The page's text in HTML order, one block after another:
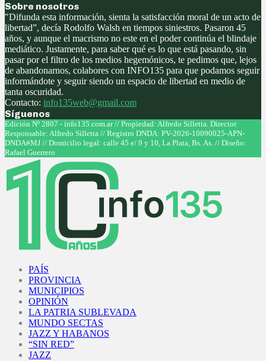
Sobre nosotros
"Difunda esta información, sienta la satisfacción moral de un acto de
libertad”, decía Rodolfo Walsh en tiempos siniestros. Pasaron 45
años, y aunque el macrismo no este en el poder continúa el blindaje
mediático. Justamente, para saber qué es lo que está pasando, sin
pasar por el filtro de los medios hegemónicos, te pedimos que, lejos
de abandonarnos, colabores con INFO135 para que podamos seguir
informándote y seguir siendo un espacio de libertad en medio de
tanta oscuridad.
Contacto: info135web@gmail.com
Síguenos
Facebook
Twitter
Instagram
Youtube
Edición Nº 2807 - info135.com.ar // Propiedad: Alfredo Silletta. Director
Responsable: Alfredo Silletta // Registro DNDA: PV-2026-10090025-APN-
DNDA#MJ // Domicilio legal: calle 45 e/ 9 y 10, La Plata, Bs. As. // Diseño:
Rafael Guerrero
PAÍS
PROVINCIA
MUNICIPIOS
OPINIÓN
LA PATRIA SUBLEVADA
MUNDO SECTAS
JAZZ Y HABANOS
“SIN RED”
JAZZ